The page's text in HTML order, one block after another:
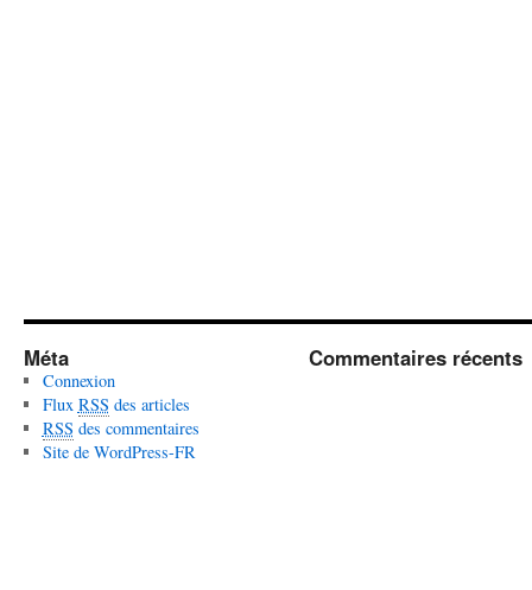
Méta
Connexion
Flux RSS des articles
RSS des commentaires
Site de WordPress-FR
Commentaires récents